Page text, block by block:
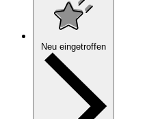
Neu eingetroffen